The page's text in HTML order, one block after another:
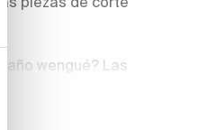
wengué? Las
colocarse